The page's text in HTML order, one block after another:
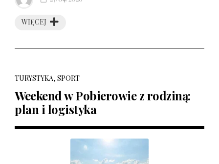
WIĘCEJ
TURYSTYKA, SPORT
Weekend w Pobierowie z rodziną:
plan i logistyka